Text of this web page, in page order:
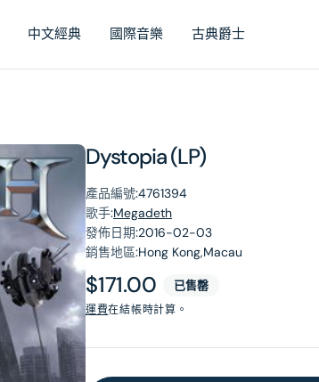
中文經典 國際音樂 古典爵士
Dystopia (LP)
產品編號:4761394
歌手:Megadeth
發佈日期:2016-02-03
銷售地區:Hong Kong,Macau
原
價
$171.00 已售罄
運費在結帳時計算。